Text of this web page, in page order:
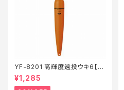
YF-8201 高輝度遠投ウキ6【特
価仕掛】【20】
¥1,285